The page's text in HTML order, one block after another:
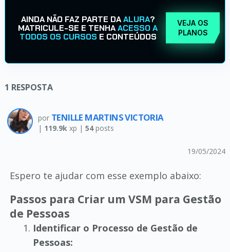
AINDA NÃO FAZ PARTE DAALURA?
MATRICULE-SE E TENHAACESSO A
TODOS OS CURSOS E CONTEÚDOS
VEJA OS
PLANOS
1 RESPOSTA
por TENILLE MARTINS VICTORIA
| 119.9kxp | 54posts
19/05/2024
Espero te ajudar com esse exemplo abaixo:
Passos para Criar um VSM para Gestão
de Pessoas
Identificar o Processo de Gestão de
Pessoas: